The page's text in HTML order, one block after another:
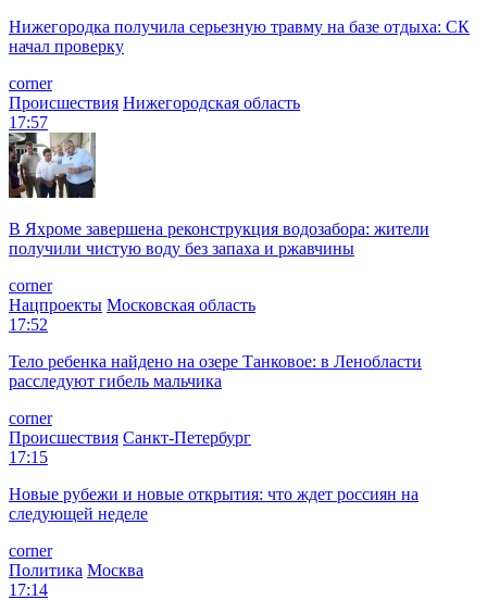
Нижегородка получила серьезную травму на базе отдыха: СК
начал проверку
corner
Происшествия Нижегородская область
17:57
В Яхроме завершена реконструкция водозабора: жители
получили чистую воду без запаха и ржавчины
corner
Нацпроекты Московская область
17:52
Тело ребенка найдено на озере Танковое: в Ленобласти
расследуют гибель мальчика
corner
Происшествия Санкт-Петербург
17:15
Новые рубежи и новые открытия: что ждет россиян на
следующей неделе
corner
Политика Москва
17:14